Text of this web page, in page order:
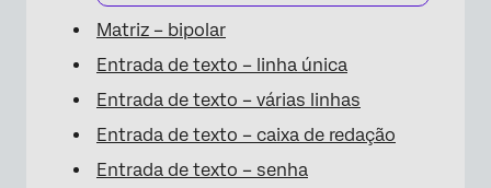
Matriz – bipolar
Entrada de texto – linha única
Entrada de texto – várias linhas
Entrada de texto – caixa de redação
Entrada de texto – senha